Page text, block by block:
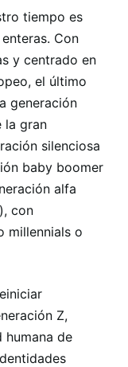
tiempo es
Con
y centrado en
el último
generación
la gran
silenciosa
baby boomer
alfa
con
millennials o
Z,
humana de